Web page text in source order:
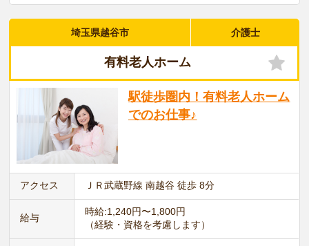
埼玉県越谷市 介護士
有料老人ホーム
駅徒歩圏内！有料老人ホーム
でのお仕事♪
アクセス ＪＲ武蔵野線 南越谷 徒歩 8分
給与
時給:1,240円〜1,800円
（経験・資格を考慮します）